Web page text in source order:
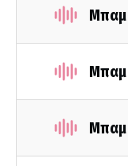
Μπαμ
Μπαμ
Μπαμ